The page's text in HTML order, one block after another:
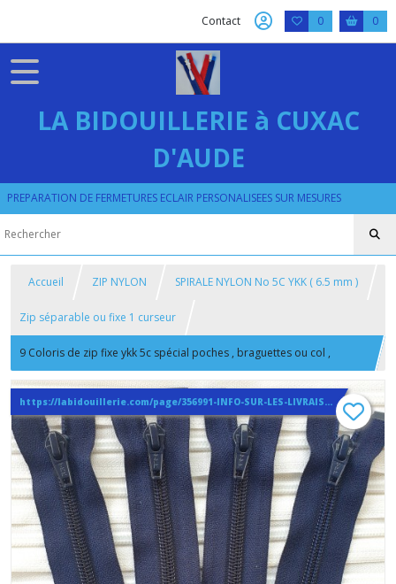
Contact 0 0
LA BIDOUILLERIE à CUXAC
D'AUDE
PREPARATION DE FERMETURES ECLAIR PERSONALISEES SUR MESURES
Accueil ZIP NYLON SPIRALE NYLON No 5C YKK ( 6.5 mm )
Zip séparable ou fixe 1 curseur
9 Coloris de zip fixe ykk 5c spécial poches , braguettes ou col ,
longueur sur mesure
https://labidouillerie.com/page/356991-INFO-SUR-LES-LIVRAISONS.html